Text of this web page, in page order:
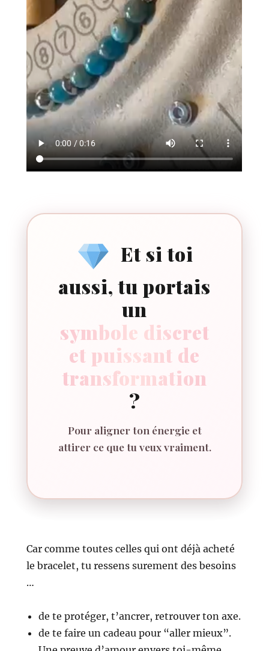
Et si toi
aussi, tu portais
un
symbole discret
et puissant de
transformation
?
Pour aligner ton énergie et
attirer ce que tu veux vraiment.
Car comme toutes celles qui ont déjà acheté
le bracelet, tu ressens surement des besoins
…
de te protéger, t’ancrer, retrouver ton axe.
de te faire un cadeau pour “aller mieux”.